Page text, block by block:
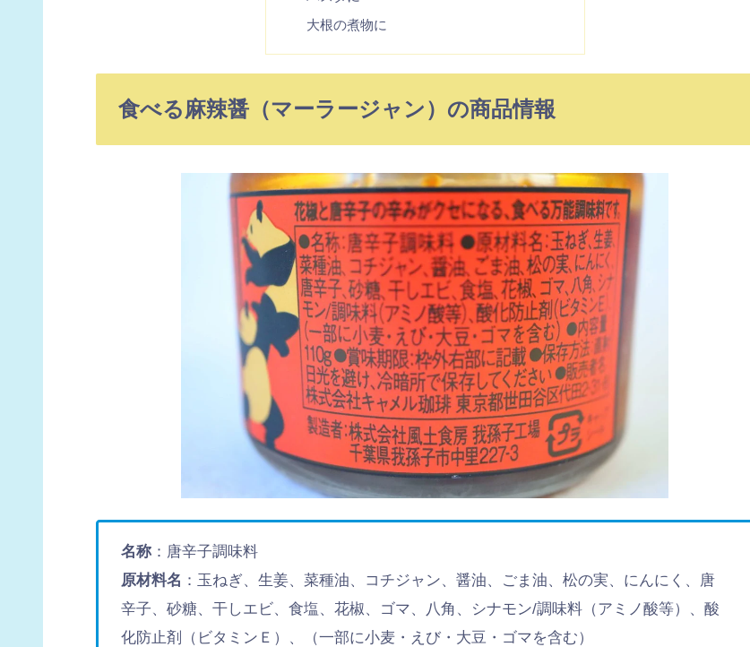
大根の煮物に
食べる麻辣醤（マーラージャン）の商品情報
名称 ：唐辛子調味料
原材料名 ：玉ねぎ、生姜、菜種油、コチジャン、醤油、ごま油、松の実、にんにく、唐
辛子、砂糖、干しエビ、食塩、花椒、ゴマ、八角、シナモン/調味料（アミノ酸等）、酸
化防止剤（ビタミンＥ）、（一部に小麦・えび・大豆・ゴマを含む）